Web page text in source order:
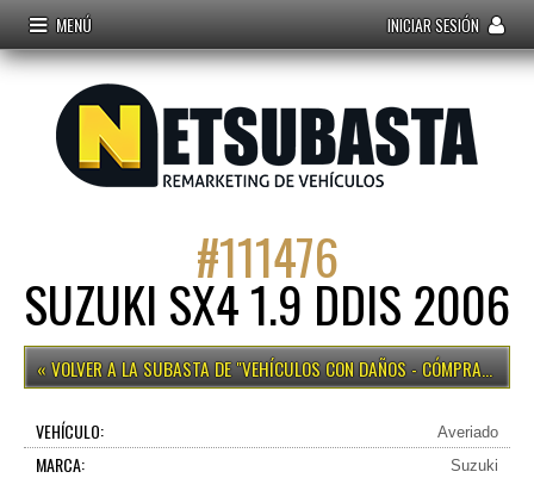
MENÚ INICIAR SESIÓN
#111476
SUZUKI SX4 1.9 DDIS 2006
VEHÍCULOS CON DAÑOS - CÓMPRALO YA
VEHÍCULO: Averiado
MARCA: Suzuki